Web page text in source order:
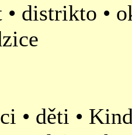
distrikto •
• děti •